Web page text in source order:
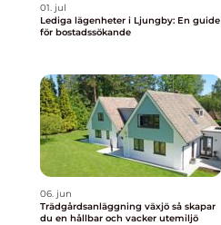
01. jul
Lediga lägenheter i Ljungby: En guide
för bostadssökande
06. jun
Trädgårdsanläggning växjö så skapar
du en hållbar och vacker utemiljö